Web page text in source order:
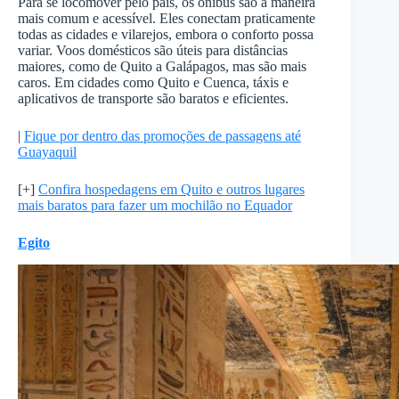
mais comum e acessível. Eles conectam praticamente
todas as cidades e vilarejos, embora o conforto possa
variar. Voos domésticos são úteis para distâncias
maiores, como de Quito a Galápagos, mas são mais
caros. Em cidades como Quito e Cuenca, táxis e
aplicativos de transporte são baratos e eficientes.
| Fique por dentro das promoções de passagens até
Guayaquil
[+] Confira hospedagens em Quito e outros lugares
mais baratos para fazer um mochilão no Equador
Egito